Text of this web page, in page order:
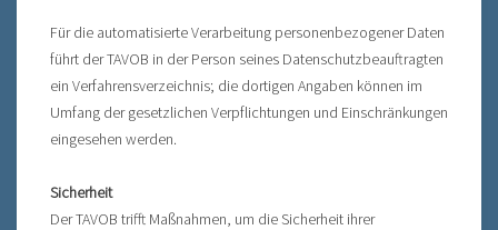
Für die automatisierte Verarbeitung personenbezogener Daten
führt der TAVOB in der Person seines Datenschutzbeauftragten
ein Verfahrensverzeichnis; die dortigen Angaben können im
Umfang der gesetzlichen Verpflichtungen und Einschränkungen
eingesehen werden.
Sicherheit
Der TAVOB trifft Maßnahmen, um die Sicherheit ihrer